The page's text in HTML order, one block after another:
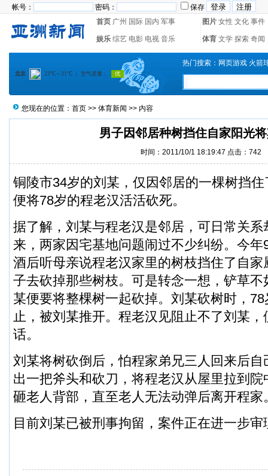
帐号： 密码：
保存
首页 广州 国际 国内 军事 图片 女性 文化 事件
娱乐 综艺 电影 电视 音乐 体育 文学 探索 奇闻
热门搜索： 网页游戏 火箭
您现在的位置： 首页 >> 体育新闻 >> 内容
男子因邻居种树挡住自家阳光
时间：2011/10/1 18:19:47 点击：742
铜陵市34岁的刘某，仅因邻居的一棵树挡
便将78岁的程老汉活活砍死。
据了解，刘某与程老汉是邻居，可日常关
来，两家因宅基地问题闹过不少纠纷。今
酒后听母亲说程老汉家里的树枝挡住了自
子去砍掉那些树枝。可是转念一想，铲草
某便要将整棵树一起砍掉。刘某砍树时，
止，被刘某推开。程老汉见阻止不了刘某
话。
刘某将树砍倒后，怕程家弟兄三人回来后
出一把斧头和砍刀，将程老汉从屋里拉到
砸老人背部，直至老人无法动弹后离开程家
目前刘某已被刑事拘留，案件正在进一步审